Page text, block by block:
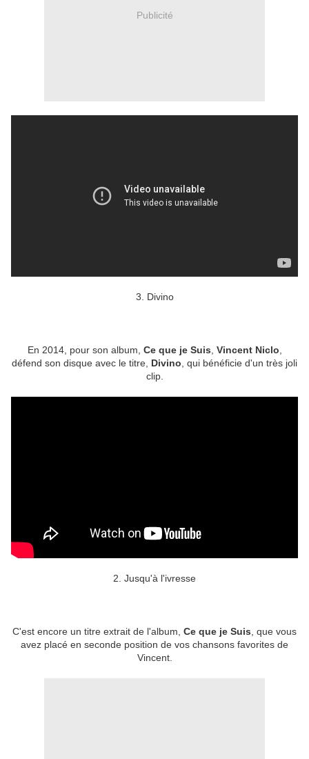
Publicité
3. Divino
En 2014, pour son album, Ce que je Suis Vincent Niclo
défend son disque avec le titre, Divino , qui bénéficie d'un très joli
clip.
2. Jusqu'à l'ivresse
C'est encore un titre extrait de l'album, Ce que je Suis , que vous
avez placé en seconde position de vos chansons favorites de
Vincent.